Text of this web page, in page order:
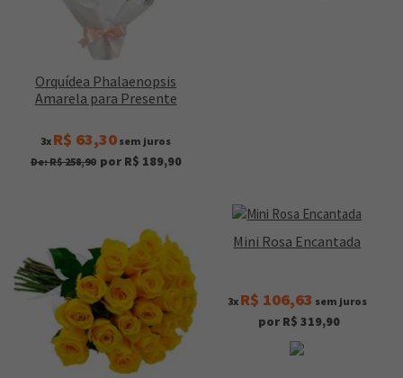
Orquídea Phalaenopsis
Amarela para Presente
3x R$ 63,30 sem juros
De: R$ 258,90 por R$ 189,90
Mini Rosa Encantada
3x R$ 106,63 sem juros
por R$ 319,90